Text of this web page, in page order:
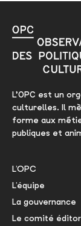
L’OPC est un
culturelles. Il
forme aux
publiques et
L’OPC
L’équipe
La gouvernance
Le comité